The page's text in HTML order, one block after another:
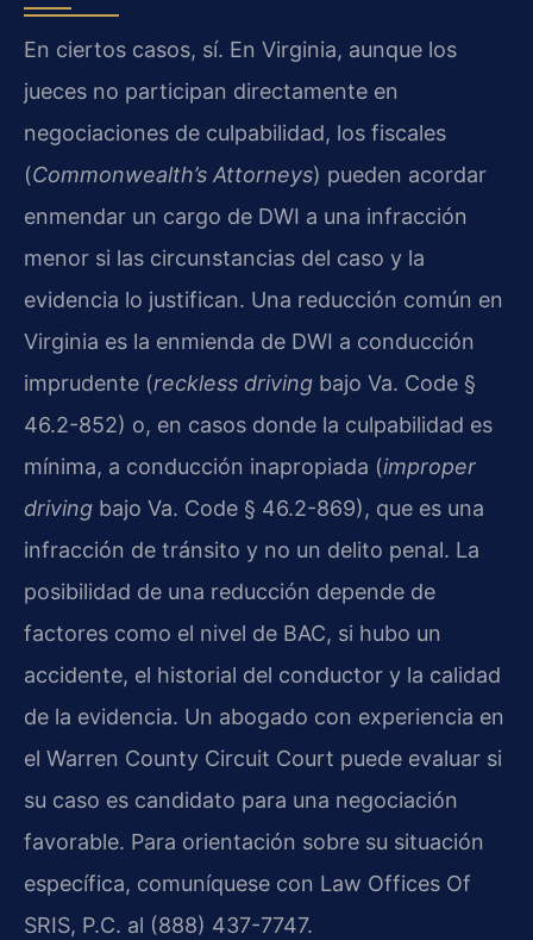
En ciertos casos, sí. En Virginia, aunque los
jueces no participan directamente en
negociaciones de culpabilidad, los fiscales
(Commonwealth’s Attorneys) pueden acordar
enmendar un cargo de DWI a una infracción
menor si las circunstancias del caso y la
evidencia lo justifican. Una reducción común en
Virginia es la enmienda de DWI a conducción
imprudente (reckless driving bajo Va. Code §
46.2-852) o, en casos donde la culpabilidad es
mínima, a conducción inapropiada (improper
driving bajo Va. Code § 46.2-869), que es una
infracción de tránsito y no un delito penal. La
posibilidad de una reducción depende de
factores como el nivel de BAC, si hubo un
accidente, el historial del conductor y la calidad
de la evidencia. Un abogado con experiencia en
el Warren County Circuit Court puede evaluar si
su caso es candidato para una negociación
favorable. Para orientación sobre su situación
específica, comuníquese con Law Offices Of
SRIS, P.C. al (888) 437-7747.